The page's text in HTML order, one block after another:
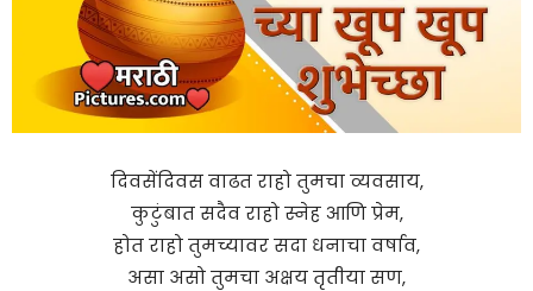
दिवसेंदिवस वाढत राहो तुमचा व्यवसाय,
कुटुंबात सदैव राहो स्नेह आणि प्रेम,
होत राहो तुमच्यावर सदा धनाचा वर्षाव,
असा असो तुमचा अक्षय तृतीया सण,